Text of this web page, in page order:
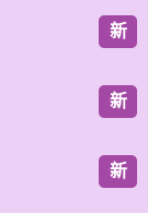
新
新
新